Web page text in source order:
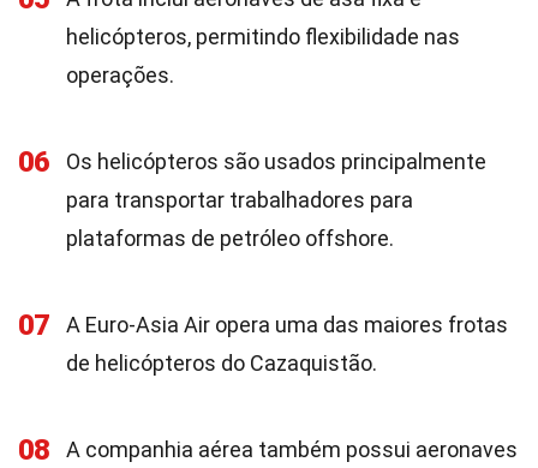
helicópteros, permitindo flexibilidade nas
operações.
06
Os helicópteros são usados principalmente
para transportar trabalhadores para
plataformas de petróleo offshore.
07
A Euro-Asia Air opera uma das maiores frotas
de helicópteros do Cazaquistão.
08
A companhia aérea também possui aeronaves